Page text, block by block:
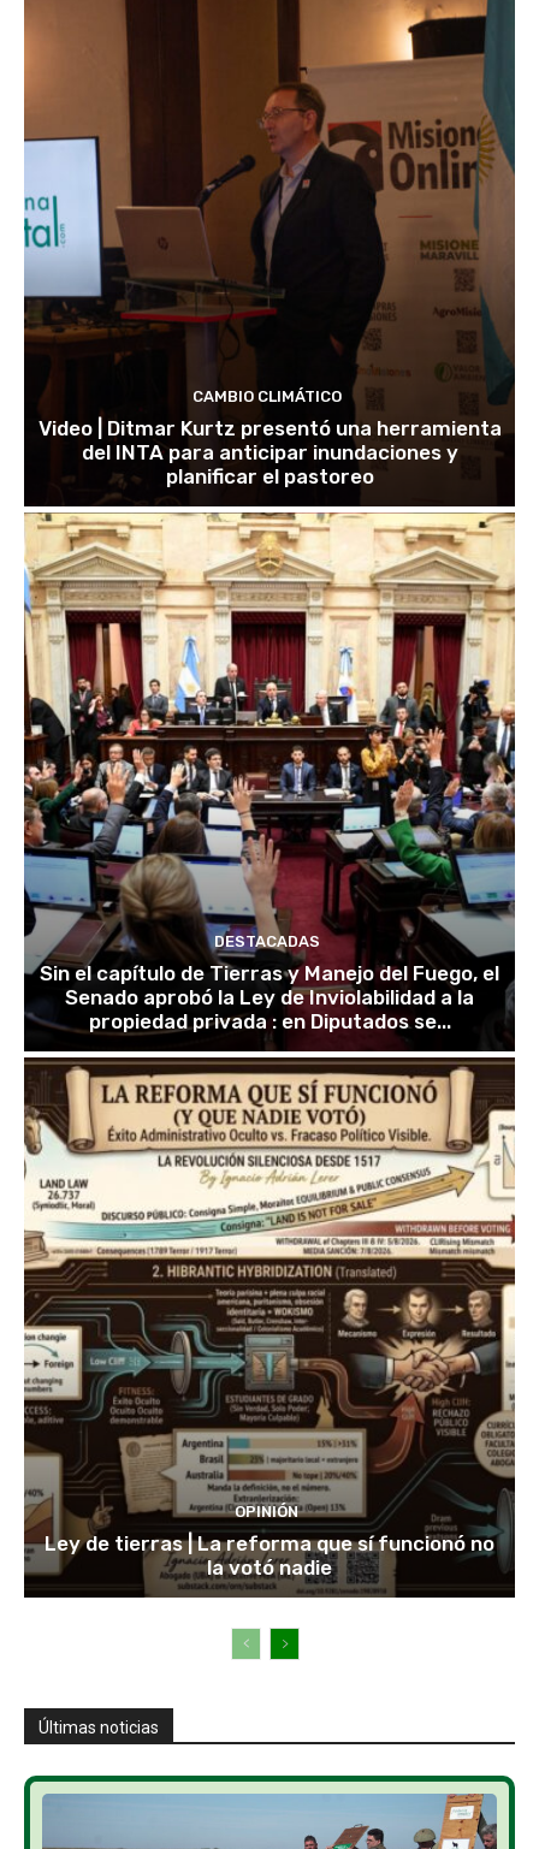
CAMBIO CLIMÁTICO
Video | Ditmar Kurtz presentó una herramienta
del INTA para anticipar inundaciones y
planificar el pastoreo
DESTACADAS
Sin el capítulo de Tierras y Manejo del Fuego, el
Senado aprobó la Ley de Inviolabilidad a la
propiedad privada : en Diputados se...
OPINIÓN
Ley de tierras | La reforma que sí funcionó no
la votó nadie
Últimas noticias